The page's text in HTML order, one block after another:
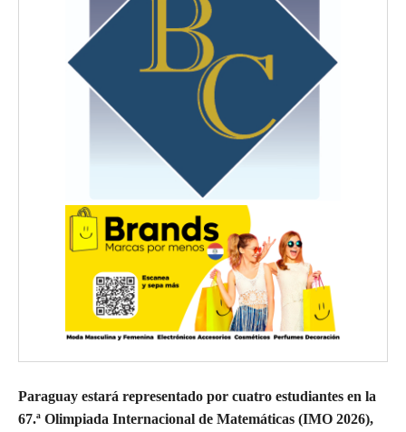
Paraguay estará representado por cuatro estudiantes en la
67.ª Olimpiada Internacional de Matemáticas (IMO 2026),